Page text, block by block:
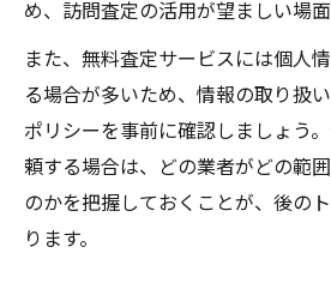
め、訪問査定の活用が望ましい場面
また、無料査定サービスには個人
る場合が多いため、情報の取り扱
ポリシーを事前に確認しましょう
頼する場合は、どの業者がどの範
のかを把握しておくことが、後の
ります。